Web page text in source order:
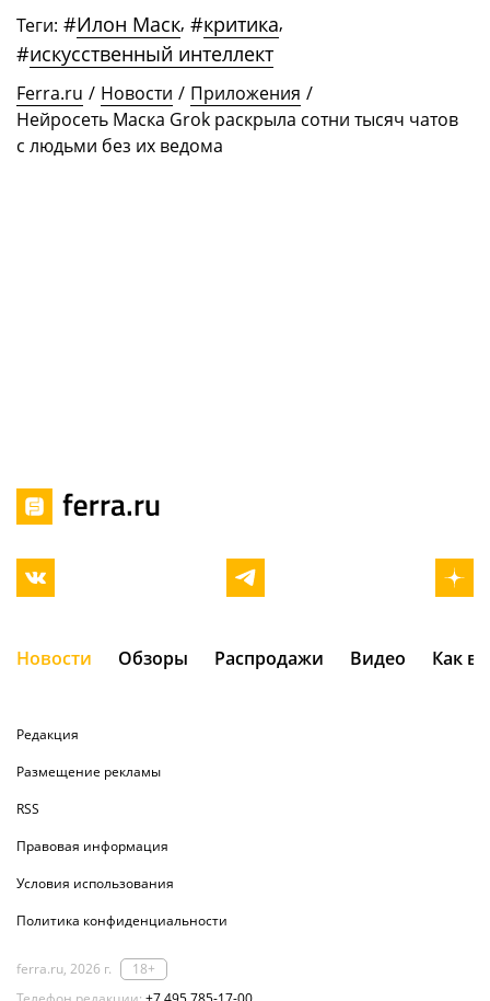
Теги: #Илон Маск, #критика,
#искусственный интеллект
Ferra.ru / Новости / Приложения /
Нейросеть Маска Grok раскрыла сотни тысяч чатов
с людьми без их ведома
Новости Обзоры Распродажи Видео Как
Редакция
Размещение рекламы
RSS
Правовая информация
Условия использования
Политика конфиденциальности
ferra.ru, 2026 г.
18+